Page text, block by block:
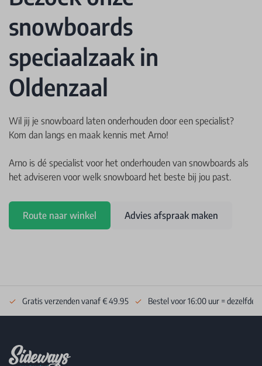
snowboards
speciaalzaak in
Oldenzaal
Wil jij je snowboard laten onderhouden door een specialist?
Kom dan langs en maak kennis met Arno!
Arno is dé specialist voor het onderhouden van snowboards als
het adviseren voor welk snowboard het beste bij jou past.
Route naar winkel Advies afspraak maken
Gratis verzenden vanaf € 49.95 Bestel voor 16:00 uur = dezelfde